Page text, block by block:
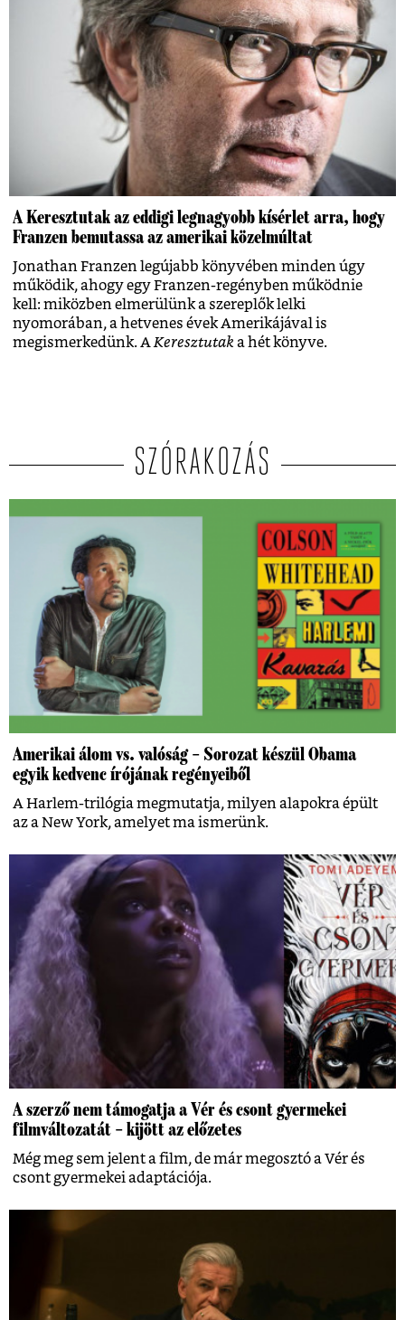
A Keresztutak az eddigi legnagyobb kísérlet arra, hogy
Franzen bemutassa az amerikai közelmúltat
Jonathan Franzen legújabb könyvében minden úgy
működik, ahogy egy Franzen-regényben működnie
kell: miközben elmerülünk a szereplők lelki
nyomorában, a hetvenes évek Amerikájával is
megismerkedünk. AKeresztutak a hét könyve.
SZÓRAKOZÁS
Amerikai álom vs. valóság – Sorozat készül Obama
egyik kedvenc írójának regényeiből
A Harlem-trilógia megmutatja, milyen alapokra épült
az a New York, amelyet ma ismerünk.
A szerző nem támogatja a Vér és csont gyermekei
filmváltozatát – kijött az előzetes
Még meg sem jelent a film, de már megosztó a Vér és
csont gyermekei adaptációja.